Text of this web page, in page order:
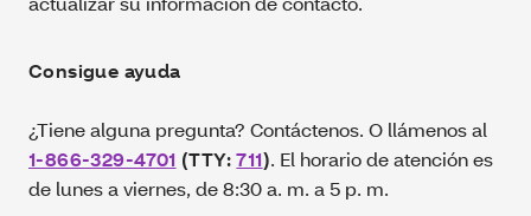
Consigue ayuda
¿Tiene alguna pregunta? Contáctenos. O llámenos al
1-866-329-4701 (TTY:711). El horario de atención es
de lunes a viernes, de 8:30 a. m. a 5 p. m.